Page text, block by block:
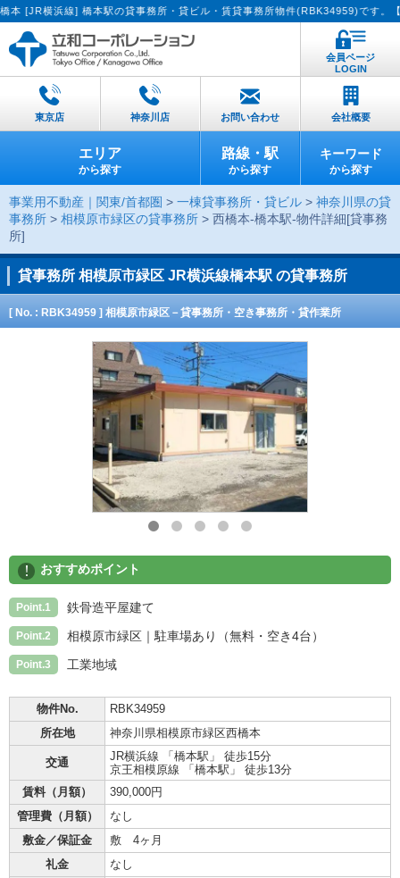
線] 橋本駅の貸事務所・貸ビル・賃貸事務所物件(RBK34959)です。【貸したい
会員ページ
LOGIN
東京店 神奈川店 お問い合わせ 会社概要
エリア
から探す
路線・駅
から探す
キーワード
から探す
事業用不動産｜関東/首都圏 > 一棟貸事務所・貸ビル > 神奈川県の貸
事務所 > 相模原市緑区の貸事務所 > 西橋本-橋本駅-物件詳細[貸事務
所]
貸事務所 相模原市緑区 JR横浜線橋本駅 の貸事務所
[ No. : RBK34959 ] 相模原市緑区－貸事務所・空き事務所・貸作業所
! おすすめポイント
Point.1 鉄骨造平屋建て
Point.2 相模原市緑区｜駐車場あり（無料・空き4台）
Point.3 工業地域
物件No.
RBK34959
所在地
神奈川県相模原市緑区西橋本
交通
JR横浜線 「橋本駅」 徒歩15分
京王相模原線 「橋本駅」 徒歩13分
賃料（月額）
390,000円
管理費（月額）
なし
敷金／保証金
敷 4ヶ月
礼金
なし